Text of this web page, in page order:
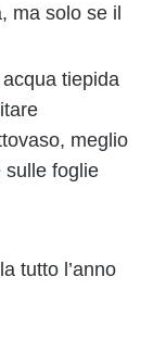
ma solo se il
tiepida
meglio
sulle foglie
tutto l’anno